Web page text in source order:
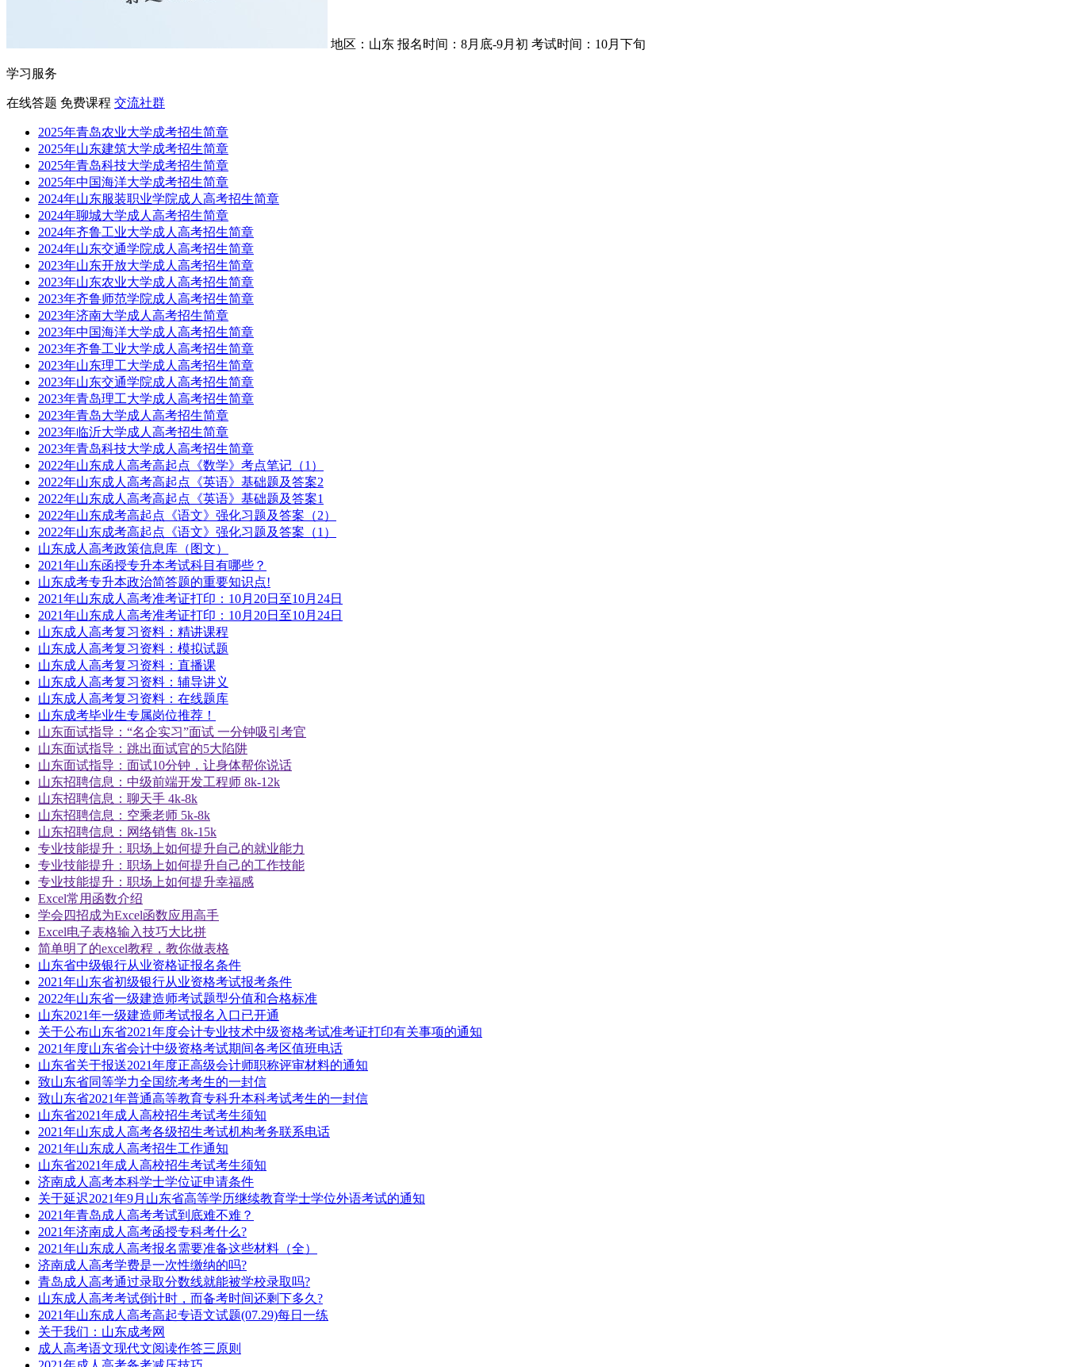
地区：山东 报名时间：8月底-9月初 考试时间：10月下旬
学习服务
在线答题 免费课程 交流社群
2025年青岛农业大学成考招生简章
2025年山东建筑大学成考招生简章
2025年青岛科技大学成考招生简章
2025年中国海洋大学成考招生简章
2024年山东服装职业学院成人高考招生简章
2024年聊城大学成人高考招生简章
2024年齐鲁工业大学成人高考招生简章
2024年山东交通学院成人高考招生简章
2023年山东开放大学成人高考招生简章
2023年山东农业大学成人高考招生简章
2023年齐鲁师范学院成人高考招生简章
2023年济南大学成人高考招生简章
2023年中国海洋大学成人高考招生简章
2023年齐鲁工业大学成人高考招生简章
2023年山东理工大学成人高考招生简章
2023年山东交通学院成人高考招生简章
2023年青岛理工大学成人高考招生简章
2023年青岛大学成人高考招生简章
2023年临沂大学成人高考招生简章
2023年青岛科技大学成人高考招生简章
2022年山东成人高考高起点《数学》考点笔记（1）
2022年山东成人高考高起点《英语》基础题及答案2
2022年山东成人高考高起点《英语》基础题及答案1
2022年山东成考高起点《语文》强化习题及答案（2）
2022年山东成考高起点《语文》强化习题及答案（1）
山东成人高考政策信息库（图文）
2021年山东函授专升本考试科目有哪些？
山东成考专升本政治简答题的重要知识点!
2021年山东成人高考准考证打印：10月20日至10月24日
2021年山东成人高考准考证打印：10月20日至10月24日
山东成人高考复习资料：精讲课程
山东成人高考复习资料：模拟试题
山东成人高考复习资料：直播课
山东成人高考复习资料：辅导讲义
山东成人高考复习资料：在线题库
山东成考毕业生专属岗位推荐！
山东面试指导：“名企实习”面试 一分钟吸引考官
山东面试指导：跳出面试官的5大陷阱
山东面试指导：面试10分钟，让身体帮你说话
山东招聘信息：中级前端开发工程师 8k-12k
山东招聘信息：聊天手 4k-8k
山东招聘信息：空乘老师 5k-8k
山东招聘信息：网络销售 8k-15k
专业技能提升：职场上如何提升自己的就业能力
专业技能提升：职场上如何提升自己的工作技能
专业技能提升：职场上如何提升幸福感
Excel常用函数介绍
学会四招成为Excel函数应用高手
Excel电子表格输入技巧大比拼
简单明了的excel教程，教你做表格
山东省中级银行从业资格证报名条件
2021年山东省初级银行从业资格考试报考条件
2022年山东省一级建造师考试题型分值和合格标准
山东2021年一级建造师考试报名入口已开通
关于公布山东省2021年度会计专业技术中级资格考试准考证打印有关事项的通知
2021年度山东省会计中级资格考试期间各考区值班电话
山东省关于报送2021年度正高级会计师职称评审材料的通知
致山东省同等学力全国统考考生的一封信
致山东省2021年普通高等教育专科升本科考试考生的一封信
山东省2021年成人高校招生考试考生须知
2021年山东成人高考各级招生考试机构考务联系电话
2021年山东成人高考招生工作通知
山东省2021年成人高校招生考试考生须知
济南成人高考本科学士学位证申请条件
关于延迟2021年9月山东省高等学历继续教育学士学位外语考试的通知
2021年青岛成人高考考试到底难不难？
2021年济南成人高考函授专科考什么?
2021年山东成人高考报名需要准备这些材料（全）
济南成人高考学费是一次性缴纳的吗?
青岛成人高考通过录取分数线就能被学校录取吗?
山东成人高考考试倒计时，而备考时间还剩下多久?
2021年山东成人高考高起专语文试题(07.29)每日一练
关于我们：山东成考网
成人高考语文现代文阅读作答三原则